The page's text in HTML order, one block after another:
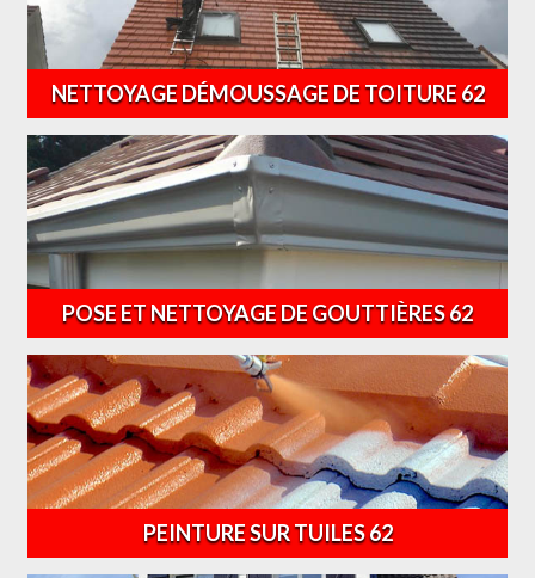
NETTOYAGE DÉMOUSSAGE DE TOITURE 62
POSE ET NETTOYAGE DE GOUTTIÈRES 62
PEINTURE SUR TUILES 62